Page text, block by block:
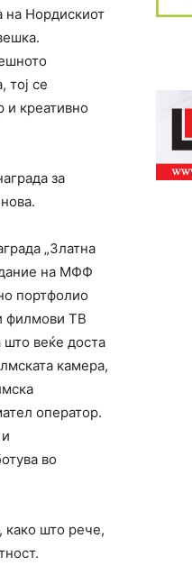
на Нордискиот
тој се
и креативно
за
„Златна
на МФФ
портфолио
филмови ТВ
веќе доста
камера,
оператор.
во
како што рече,